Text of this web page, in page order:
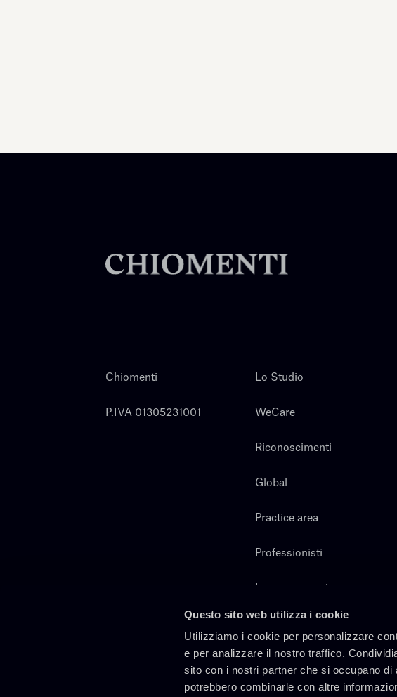
Questo sito web utilizza i cookie
Utilizziamo i cookie per personalizzare
e per analizzare il nostro traffico.
sito con i nostri partner che si occupano
potrebbero combinarle con altre
Chiomenti
P.IVA 01305231001
Lo Studio
WeCare
Riconoscimenti
Global
Practice area
Professionisti
Lavora con noi